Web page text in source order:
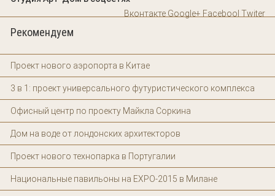
Вконтакте Google+ Facebool Twiter
Рекомендуем
Проект нового аэропорта в Китае
3 в 1: проект универсального футуристического комплекса
Офисный центр по проекту Майкла Соркина
Дом на воде от лондонских архитекторов
Проект нового технопарка в Португалии
Национальные павильоны на EXPO-2015 в Милане